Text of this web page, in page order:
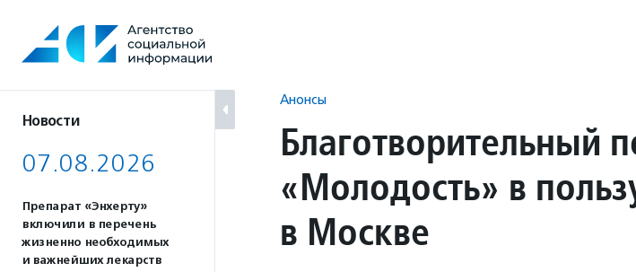
содержанию
Новости
07.08.2026
Препарат «Энхерту»
включили в перечень
жизненно необходимых
и важнейших лекарств
Анонсы
Благотворительный
«Молодость» в
в Москве